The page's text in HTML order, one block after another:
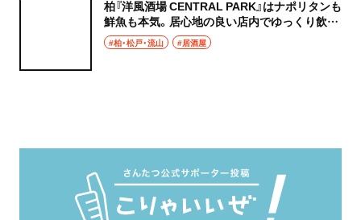
柏『洋風酒場 CENTRAL PARK』はナポリタンも
鮮魚も本気。居心地の良い店内でゆっくり飲み
たい夜
#柏・松戸・流山 #居酒屋